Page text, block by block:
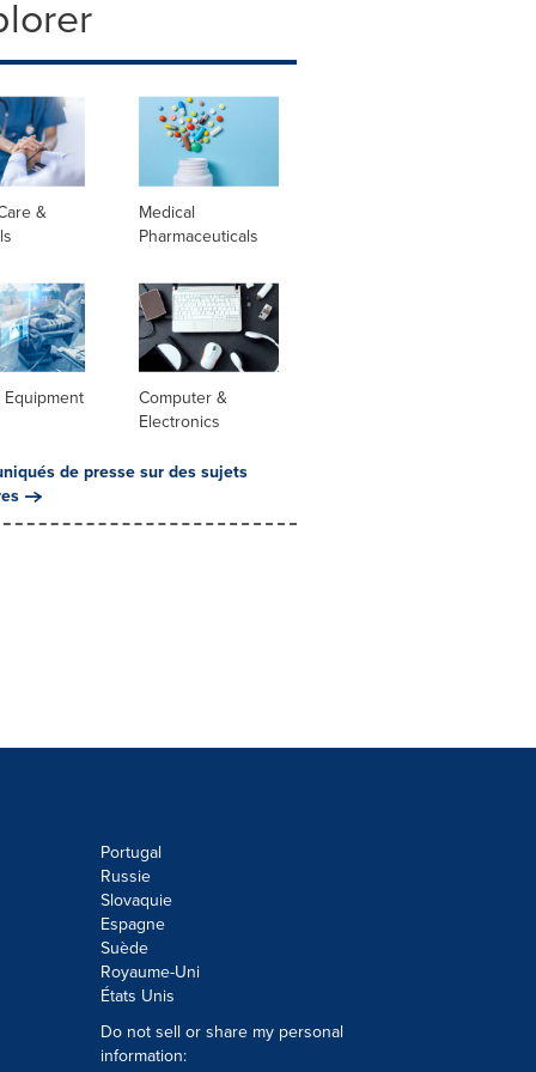
&
Medical
Pharmaceuticals
Equipment
Computer &
Electronics
de presse sur des sujets
Portugal
Russie
Slovaquie
Espagne
Suède
Royaume-Uni
États Unis
Do not sell or share my personal
information: